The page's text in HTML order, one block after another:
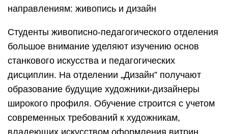
направлениям: живопись и дизайн
Студенты живописно-педагогического отделения
большое внимание уделяют изучению основ
станкового искусства и педагогических
дисциплин. На отделении „Дизайн” получают
образование будущие художники-дизайнеры
широкого профиля. Обучение строится с учетом
современных требований к художникам,
владеющих искусством оформления витрин,